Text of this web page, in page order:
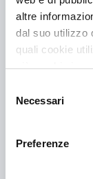
altre
dal suo utilizzo
quali cookie
più su chi
può trovare nel
delNecessari
Preferenze
Fondo
Fondo